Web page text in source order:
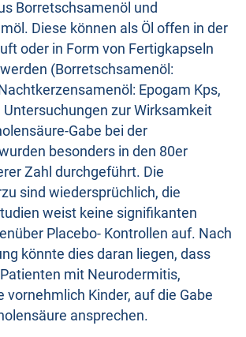
Borretschsamenöl und
Diese können als Öl offen in der
oder in Form von Fertigkapseln
(Borretschsamenöl:
Epogam Kps,
Untersuchungen zur Wirksamkeit
Gabe bei der
besonders in den 80er
Zahl durchgeführt. Die
sind wiedersprüchlich, die
weist keine signifikanten
Placebo- Kontrollen auf. Nach
könnte dies daran liegen, dass
mit Neurodermitis,
vornehmlich Kinder, auf die Gabe
ansprechen.